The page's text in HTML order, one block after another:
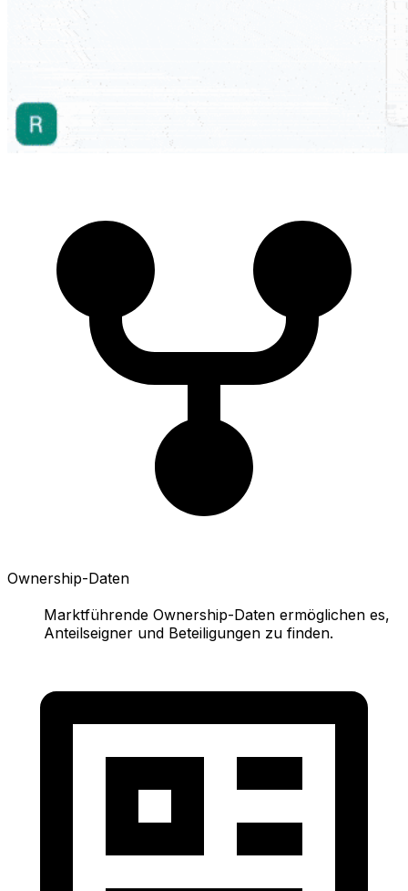
Ownership-Daten
Marktführende Ownership-Daten ermöglichen es,
Anteilseigner und Beteiligungen zu finden.